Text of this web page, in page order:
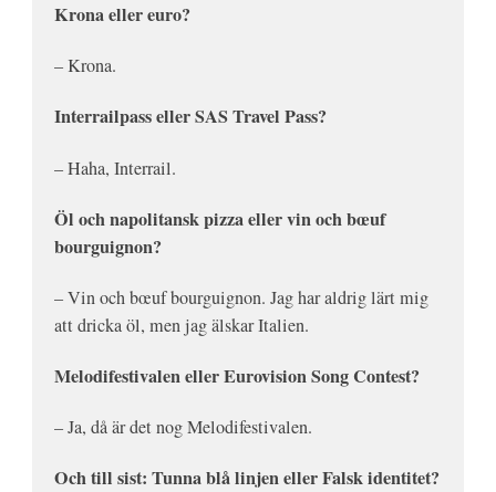
Krona eller euro?
– Krona.
Interrailpass eller SAS Travel Pass?
– Haha, Interrail.
Öl och napolitansk pizza eller vin och bœuf
bourguignon?
– Vin ochbœuf bourguignon. Jag har aldrig lärt mig
att dricka öl, men jag älskar Italien.
Melodifestivalen eller Eurovision Song Contest?
– Ja, då är det nog Melodifestivalen.
Och till sist: Tunna blå linjen eller Falsk identitet?